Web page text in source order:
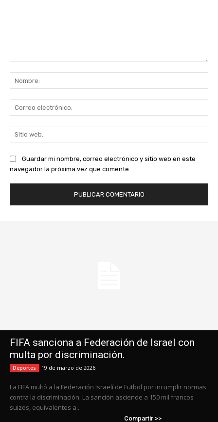
Guardar mi nombre, correo electrónico y sitio web en este
navegador la próxima vez que comente.
FIFA sanciona a Federación de Israel con
multa por discriminación.
Deportes 19 de marzo de 2026
La FIFA multó a la Federación Israelí de Futbol por incumplir normas
contra la discriminación. La sanción asciende a 150 mil francos
suizos, equivalentes a...
Compartir >>